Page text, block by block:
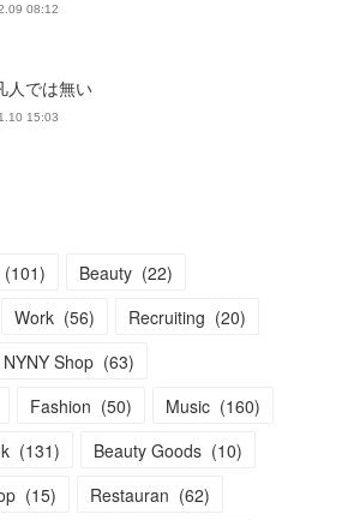
08:12
人では無い
15:03
(101) Beauty (22)
Work (56) Recruiting (20)
NYNY Shop (63)
Fashion (50) Music (160)
(131) Beauty Goods (10)
(15) Restauran (62)